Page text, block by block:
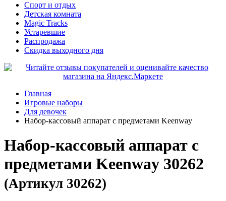
Спорт и отдых
Детская комната
Magic Tracks
Устаревшие
Распродажа
Скидка выходного дня
Главная
Игровые наборы
Для девочек
Набор-кассовый аппарат с предметами Keenway
Набор-кассовый аппарат с
предметами Keenway 30262
(Артикул 30262)